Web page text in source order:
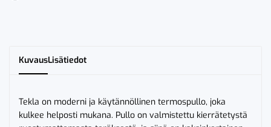
KuvausLisätiedot
Tekla on moderni ja käytännöllinen termospullo, joka
kulkee helposti mukana. Pullo on valmistettu kierrätetystä